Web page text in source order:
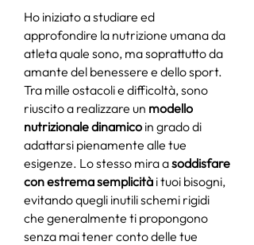
Ho iniziato a studiare ed
approfondire la nutrizione umana da
atleta quale sono, ma soprattutto da
amante del benessere e dello sport.
Tra mille ostacoli e difficoltà, sono
riuscito a realizzare un modello
nutrizionale dinamico in grado di
adattarsi pienamente alle tue
esigenze. Lo stesso mira asoddisfare
con estrema semplicità i tuoi bisogni,
evitando quegli inutili schemi rigidi
che generalmente ti propongono
senza mai tener conto delle tue